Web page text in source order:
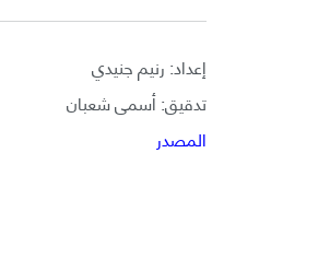
إعداد: رنيم جنيدي
تدقيق: أسمى شعبان
المصدر